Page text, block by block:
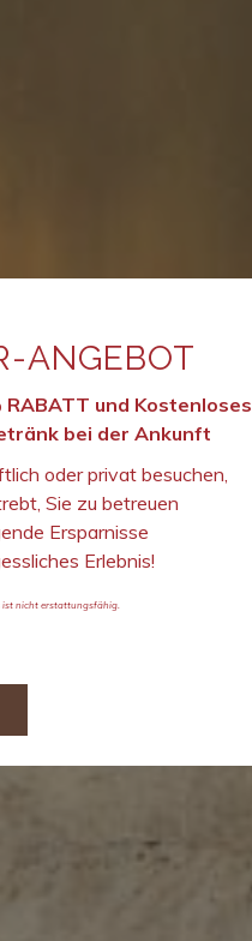
ANGEBOT
RABATT und Kostenloses
bei der Ankunft
oder privat besuchen,
Sie zu betreuen
Ersparnisse
Erlebnis!
ist nicht erstattungsfähig.